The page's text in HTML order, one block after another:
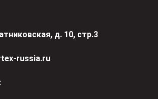
д. 10, стр.3
russia.ru